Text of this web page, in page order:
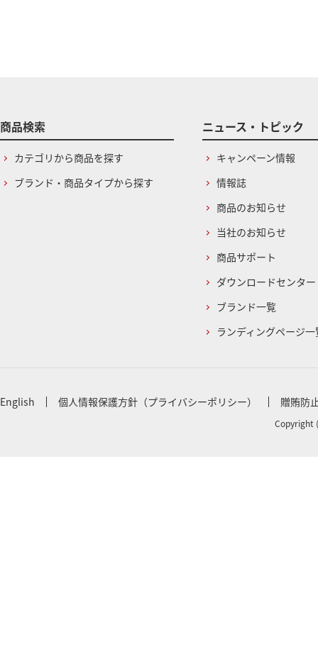
商品検索
カテゴリから商品を探す
ブランド・商品タイプから探す
ニュース・トピック
キャンペーン情報
情報誌
商品のお知らせ
当社のお知らせ
商品サポート
ダウンロードセンター
ブランド一覧
ランディングページ一
English 個人情報保護方針（プライバシーポリシー） 贈賄防
Copyright